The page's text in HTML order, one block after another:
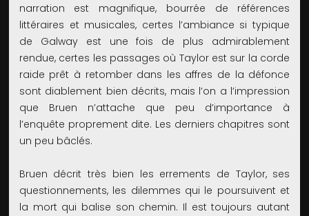
narration est magnifique, bourrée de références
littéraires et musicales, certes l’ambiance si typique
de Galway est une fois de plus admirablement
rendue, certes les passages où Taylor est sur la corde
raide prêt à retomber dans les affres de la défonce
sont diablement bien décrits, mais l’on a l’impression
que Bruen n’attache que peu d’importance à
l’enquête proprement dite. Les derniers chapitres sont
un peu bâclés.
Bruen décrit très bien les errements de Taylor, ses
questionnements, les dilemmes qui le poursuivent et
la mort qui balise son chemin. Il est toujours autant